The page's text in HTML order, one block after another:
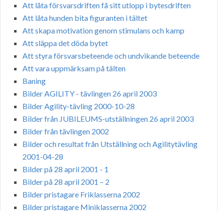
Att låta försvarsdriften få sitt utlopp i bytesdriften
Att låta hunden bita figuranten i tältet
Att skapa motivation genom stimulans och kamp
Att släppa det döda bytet
Att styra försvarsbeteende och undvikande beteende
Att vara uppmärksam på tälten
Baning
Bilder AGILITY - tävlingen 26 april 2003
Bilder Agility-tävling 2000-10-28
Bilder från JUBILEUMS-utställningen 26 april 2003
Bilder från tävlingen 2002
Bilder och resultat från Utställning och Agilitytävling
2001-04-28
Bilder på 28 april 2001 - 1
Bilder på 28 april 2001 – 2
Bilder pristagare Friklasserna 2002
Bilder pristagare Miniklasserna 2002